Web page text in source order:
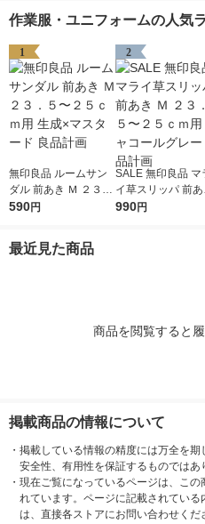
作業服・ユニフォームの人気
1
無印良品 ルームサン
ダル 前あき Ｍ ２３．
５〜２５ｃｍ用 生成×
590円
2
SALE 無印良品 マ
イ草スリッパ 前あ
Ｍ ２３．５〜２５
990円
最近見た商品
商品を閲覧すると
掲載商品の情報について
・ 掲載している情報の精度には万全を期
安全性、有用性を保証するものではあ
・ 現在ご覧になっているページは、こ
れています。ページに記載されてい
は、直接各ストアにお問い合わせくだ